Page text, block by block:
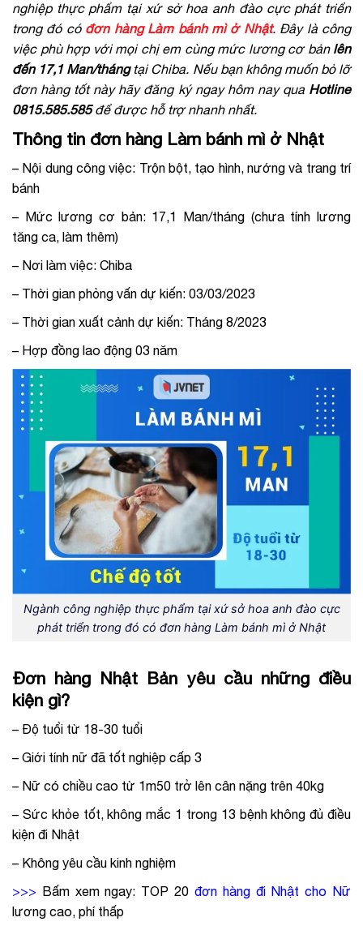
nghiệp thực phẩm tại xứ sở hoa anh đào cực phát triển
trong đó có đơn hàng Làm bánh mì ở Nhật. Đây là công
việc phù hợp với mọi chị em cùng mức lương cơ bảnlên
đến 17,1 Man/thángtại Chiba. Nếu bạn không muốn bỏ lỡ
đơn hàng tốt này hãy đăng ký ngay hôm nay qua Hotline
0815.585.585để được hỗ trợ nhanh nhất.
Thông tin đơn hàng Làm bánh mì ở Nhật
– Nội dung công việc: Trộn bột, tạo hình, nướng và trang trí
bánh
– Mức lương cơ bản: 17,1 Man/tháng (chưa tính lương
tăng ca, làm thêm)
– Nơi làm việc: Chiba
– Thời gian phỏng vấn dự kiến: 03/03/2023
– Thời gian xuất cảnh dự kiến: Tháng 8/2023
– Hợp đồng lao động 03 năm
Ngành công nghiệp thực phẩm tại xứ sở hoa anh đào cực
phát triển trong đó có đơn hàng Làm bánh mì ở Nhật
Đơn hàng Nhật Bản yêu cầu những điều
kiện gì?
– Độ tuổi từ 18-30 tuổi
– Giới tính nữ đã tốt nghiệp cấp 3
– Nữ có chiều cao từ 1m50 trở lên cân nặng trên 40kg
– Sức khỏe tốt, không mắc 1 trong 13 bệnh không đủ điều
kiện đi Nhật
– Không yêu cầu kinh nghiệm
>>> Bấm xem ngay: TOP 20 đơn hàng đi Nhật cho Nữ
lương cao, phí thấp